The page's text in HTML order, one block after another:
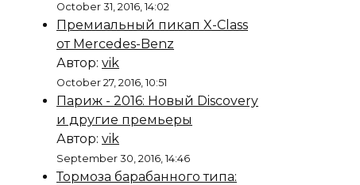
October 31, 2016, 14:02
Премиальный пикап X-Class
от Mercedes-Benz
Автор: vik
October 27, 2016, 10:51
Париж - 2016: Новый Discovery
и другие премьеры
Автор: vik
September 30, 2016, 14:46
Тормоза барабанного типа: